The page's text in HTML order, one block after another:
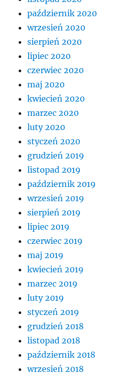
październik 2020
wrzesień 2020
sierpień 2020
lipiec 2020
czerwiec 2020
maj 2020
kwiecień 2020
marzec 2020
luty 2020
styczeń 2020
grudzień 2019
listopad 2019
październik 2019
wrzesień 2019
sierpień 2019
lipiec 2019
czerwiec 2019
maj 2019
kwiecień 2019
marzec 2019
luty 2019
styczeń 2019
grudzień 2018
listopad 2018
październik 2018
wrzesień 2018